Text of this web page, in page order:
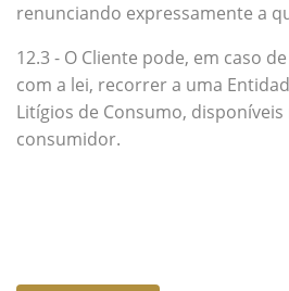
renunciando expressamente a
12.3 - O Cliente pode, em caso
com a lei, recorrer a uma
Litígios de Consumo,
consumidor.